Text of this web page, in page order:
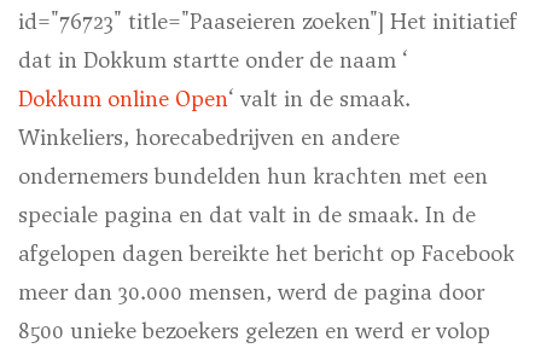
id="76723" title="Paaseieren zoeken"] Het initiatief
dat in Dokkum startte onder de naam ‘
Dokkum online Open‘ valt in de smaak.
Winkeliers, horecabedrijven en andere
ondernemers bundelden hun krachten met een
speciale pagina en dat valt in de smaak. In de
afgelopen dagen bereikte het bericht op Facebook
meer dan 30.000 mensen, werd de pagina door
8500 unieke bezoekers gelezen en werd er volop